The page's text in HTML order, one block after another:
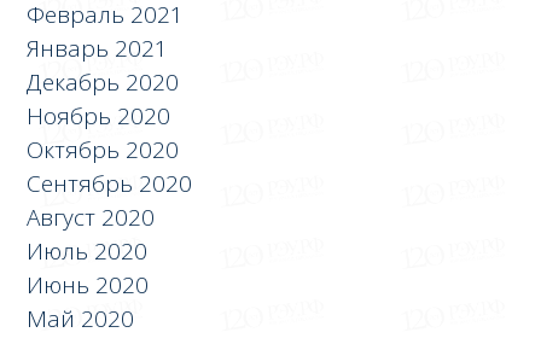
Февраль 2021
Январь 2021
Декабрь 2020
Ноябрь 2020
Октябрь 2020
Сентябрь 2020
Август 2020
Июль 2020
Июнь 2020
Май 2020